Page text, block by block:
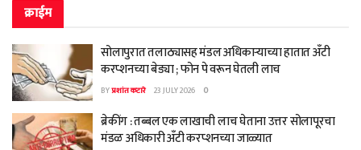
क्राईम
सोलापुरात तलाठ्यासह मंडल अधिकाऱ्याच्या हातात अँटी
करप्शनच्या बेड्या ; फोन पे वरून घेतली लाच
BYप्रशांत कटारे 23 JULY 2026 0
ब्रेकींग : तब्बल एक लाखाची लाच घेताना उत्तर सोलापूरचा
मंडळ अधिकारी अँटी करप्शनच्या जाळ्यात